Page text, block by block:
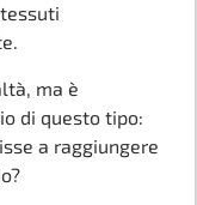
ma è
di questo tipo:
a raggiungere